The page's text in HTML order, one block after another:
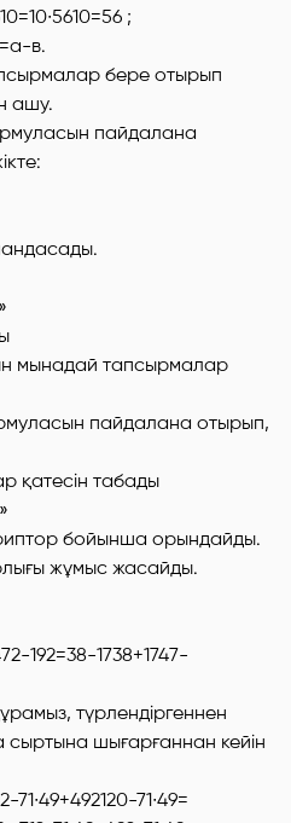
;
в.
бере отырып
ашу.
пайдалана
мынадай тапсырмалар
пайдалана отырып,
қатесін табады
бойынша орындайды.
жұмыс жасайды.
192=38-1738+1747-
түрлендіргеннен
шығарғаннан кейін
71∙49+492120-71∙49=